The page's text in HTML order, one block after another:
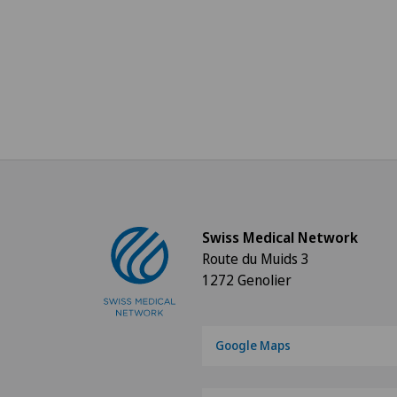
Swiss Medical Network
Route du Muids 3
1272 Genolier
Google Maps